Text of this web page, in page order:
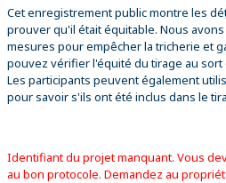
Cet enregistrement public montre les
prouver qu'il était équitable. Nous
mesures pour empêcher la tricherie et
pouvez vérifier l'équité du tirage au
Les participants peuvent également
pour savoir s'ils ont été inclus dans le
Identifiant du projet manquant. Vous
au bon protocole. Demandez au